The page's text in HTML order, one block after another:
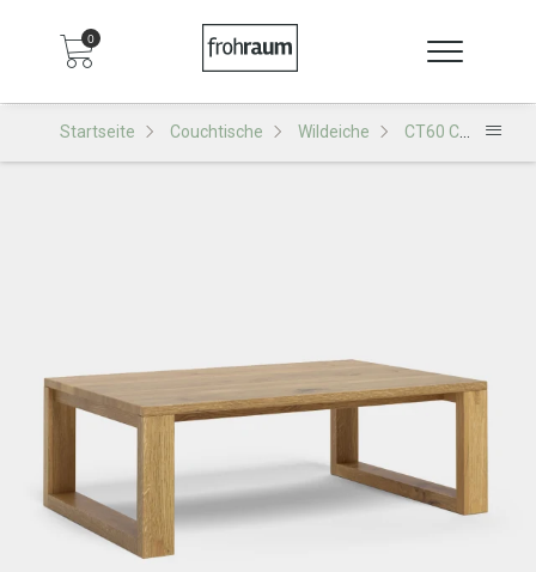
0
Startseite Couchtische Wildeiche CT60 Couchtisch